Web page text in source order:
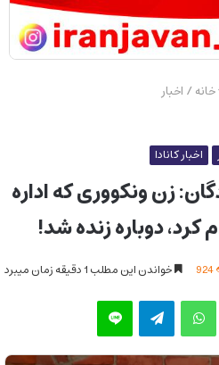
خانه/ اخبار
اخبار کانادا
زن ونکووری که اداره
کرد، دوباره زنده شد!
خواندن این مطلب 1 دقیقه زمان میبرد
واتس آپ تلگرام لاین